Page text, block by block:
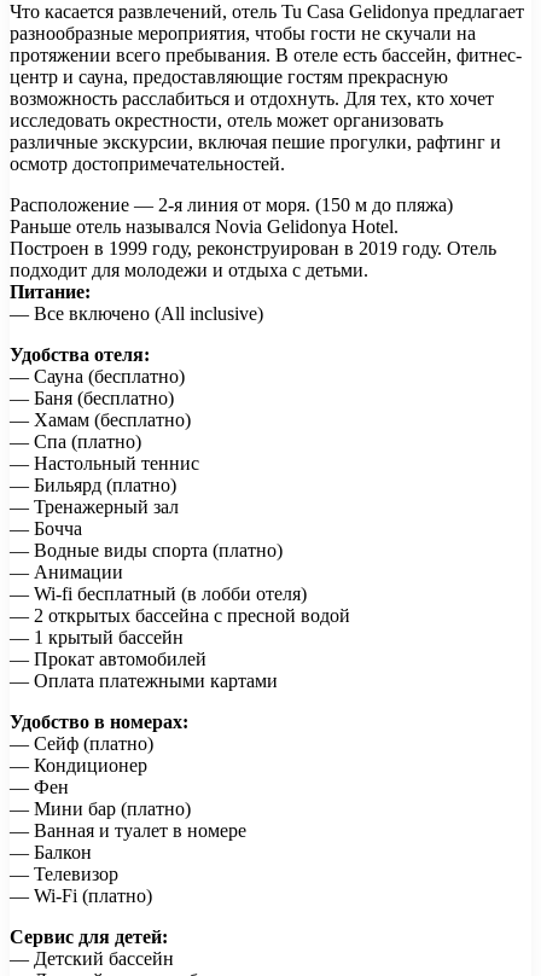
Что касается развлечений, отель Tu Casa Gelidonya предлагает
разнообразные мероприятия, чтобы гости не скучали на
протяжении всего пребывания. В отеле есть бассейн, фитнес-
центр и сауна, предоставляющие гостям прекрасную
возможность расслабиться и отдохнуть. Для тех, кто хочет
исследовать окрестности, отель может организовать
различные экскурсии, включая пешие прогулки, рафтинг и
осмотр достопримечательностей.
Расположение — 2-я линия от моря. (150 м до пляжа)
Раньше отель назывался Novia Gelidonya Hotel.
Построен в 1999 году, реконструирован в 2019 году. Отель
подходит для молодежи и отдыха с детьми.
Питание:
— Все включено (All inclusive)
Удобства отеля:
— Сауна (бесплатно)
— Баня (бесплатно)
— Хамам (бесплатно)
— Спа (платно)
— Настольный теннис
— Бильярд (платно)
— Тренажерный зал
— Бочча
— Водные виды спорта (платно)
— Анимации
— Wi-fi бесплатный (в лобби отеля)
— 2 открытых бассейна с пресной водой
— 1 крытый бассейн
— Прокат автомобилей
— Оплата платежными картами
Удобство в номерах:
— Сейф (платно)
— Кондиционер
— Фен
— Мини бар (платно)
— Ванная и туалет в номере
— Балкон
— Телевизор
— Wi-Fi (платно)
Сервис для детей:
— Детский бассейн